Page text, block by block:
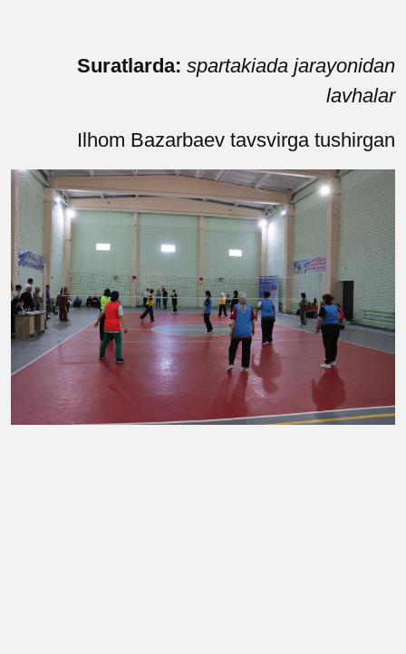
Suratlarda: spartakiada jarayonidan
lavhalar
Ilhom Bazarbaev tavsvirga tushirgan